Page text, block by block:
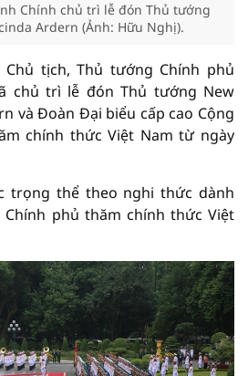
Chính chủ trì lễ đón Thủ tướng
Ardern (Ảnh: Hữu Nghị).
Chủ tịch, Thủ tướng Chính phủ
chủ trì lễ đón Thủ tướng New
và Đoàn Đại biểu cấp cao Cộng
chính thức Việt Nam từ ngày
trọng thể theo nghi thức dành
phủ thăm chính thức Việt